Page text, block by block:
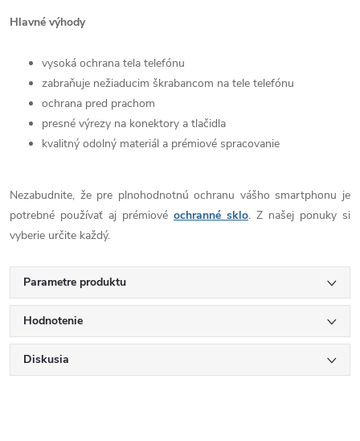
Hlavné výhody
vysoká ochrana tela telefónu
zabraňuje nežiaducim škrabancom na tele telefónu
ochrana pred prachom
presné výrezy na konektory a tlačidla
kvalitný odolný materiál a prémiové spracovanie
Nezabudnite, že pre plnohodnotnú ochranu vášho smartphonu je
potrebné používať aj prémiové ochranné sklo. Z našej ponuky si
vyberie určite každý.
Parametre produktu
Hodnotenie
Diskusia